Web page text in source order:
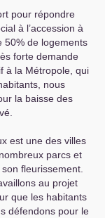
pour répondre
à l’accession à
50% de logements
forte demande
à la Métropole, qui
nous
la baisse des
est une des villes
parcs et
fleurissement.
au projet
que les habitants
défendons pour le